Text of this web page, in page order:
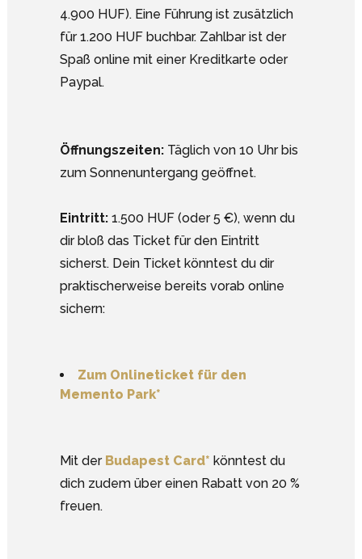
4.900 HUF). Eine Führung ist zusätzlich
für 1.200 HUF buchbar. Zahlbar ist der
Spaß online mit einer Kreditkarte oder
Paypal.
Öffnungszeiten: Täglich von 10 Uhr bis
zum Sonnenuntergang geöffnet.
Eintritt: 1.500 HUF (oder 5 €), wenn du
dir bloß das Ticket für den Eintritt
sicherst. Dein Ticket könntest du dir
praktischerweise bereits vorab online
sichern:
Zum Onlineticket für den
Memento Park*
Mit der Budapest Card* könntest du
dich zudem über einen Rabatt von 20 %
freuen.